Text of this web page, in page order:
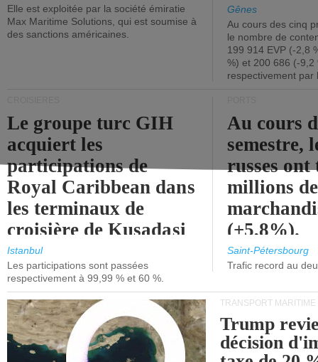
Elle est exploitée par la société émiratie
Max Maritime Solutions, qui est soumise à
des sanctions américaines.
Gênes
Au cours des cinq
le nombre de
199 914 EVP (-2,8
%) et 200 686 (-9,2
respectivement par
Le groupe turc GIH
acquiert les
participations de
Royal Caribbean dans
les terminaux de
croisière de Kusadasi
et de Lisbonne.
Istanbul
Les participations sont passées
respectivement à 99,99 % et 60 %.
Au cours
semestre,
russes
millions
(+5,8%).
Saint-Pétersbourg
Trafic record au
TRANSPORT MARITIME
Trump
décision